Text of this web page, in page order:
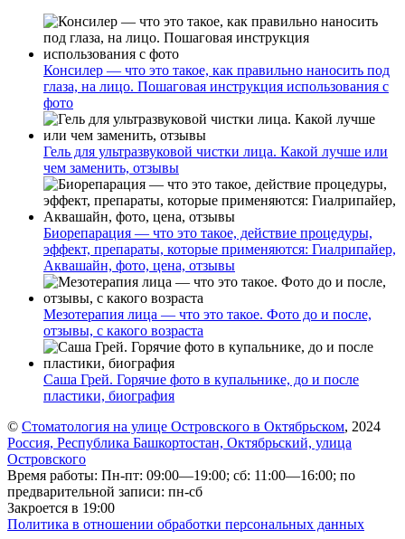
Консилер — что это такое, как правильно наносить под
глаза, на лицо. Пошаговая инструкция использования с
фото
Гель для ультразвуковой чистки лица. Какой лучше или
чем заменить, отзывы
Биорепарация — что это такое, действие процедуры,
эффект, препараты, которые применяются: Гиалрипайер,
Аквашайн, фото, цена, отзывы
Мезотерапия лица — что это такое. Фото до и после,
отзывы, с какого возраста
Саша Грей. Горячие фото в купальнике, до и после
пластики, биография
© Стоматология на улице Островского в Октябрьском, 2024
Россия, Республика Башкортостан, Октябрьский, улица
Островского
Время работы: Пн-пт: 09:00—19:00; сб: 11:00—16:00; по
предварительной записи: пн-сб
Закроется в 19:00
Политика в отношении обработки персональных данных